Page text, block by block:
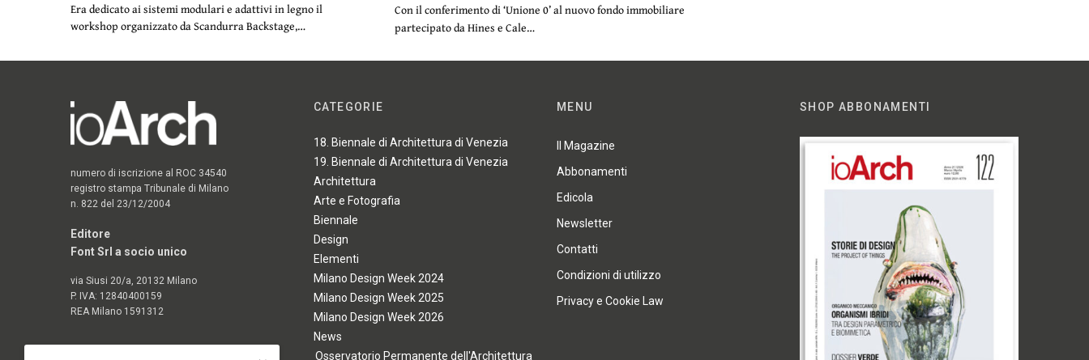
Era dedicato ai sistemi modulari e adattivi in legno il
workshop organizzato da Scandurra Backstage,…
Con il conferimento di ‘Unione 0’ al nuovo fondo immobiliare
partecipato da Hines e Cale…
numero di iscrizione al ROC 34540
registro stampa Tribunale di Milano
n. 822 del 23/12/2004
Editore
Font Srl a socio unico
via Siusi 20/a, 20132 Milano
P. IVA: 12840400159
REA Milano 1591312
CATEGORIE
18. Biennale di Architettura di Venezia
19. Biennale di Architettura di Venezia
Architettura
Arte e Fotografia
Biennale
Design
Elementi
Milano Design Week 2024
Milano Design Week 2025
Milano Design Week 2026
News
Osservatorio Permanente dell'Architettura
MENU
Il Magazine
Abbonamenti
Edicola
Newsletter
Contatti
Condizioni di utilizzo
Privacy e Cookie Law
SHOP ABBONAMENTI